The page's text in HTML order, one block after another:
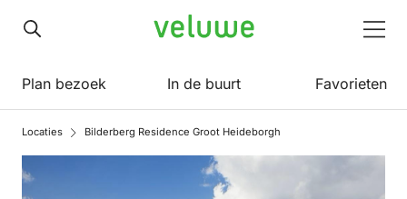
Veluwe
Plan bezoek In de buurt Favorieten
Locaties Bilderberg Residence Groot Heideborgh